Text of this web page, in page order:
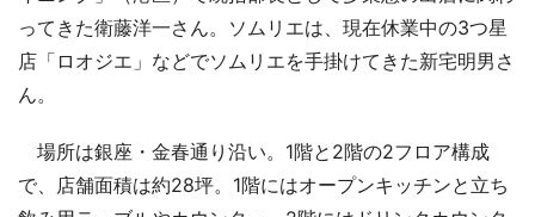
ってきた衛藤洋一さん。ソムリエは、現在休業中の3つ星
店「ロオジエ」などでソムリエを手掛けてきた新宅明男さ
ん。
場所は銀座・金春通り沿い。1階と2階の2フロア構成
で、店舗面積は約28坪。1階にはオープンキッチンと立ち